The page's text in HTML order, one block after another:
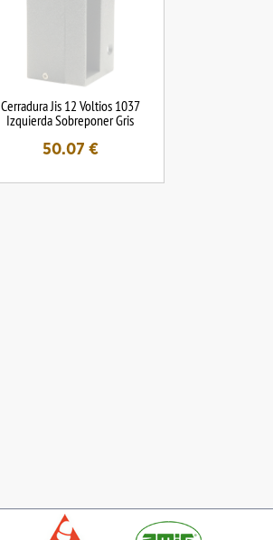
Cerradura Jis 12 Voltios 1037
Izquierda Sobreponer Gris
50.07 €